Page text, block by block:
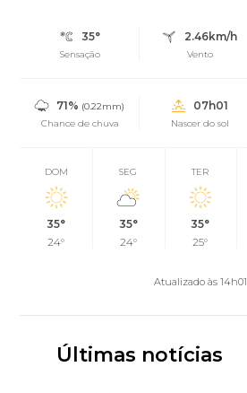
35°
Sensação
2.46km/h
Vento
71% (0.22mm)
Chance de chuva
07h01
Nascer do sol
DOM
35°
24°
SEG
35°
24°
TER
35°
25°
Atualizado às 14h01
Últimas notícias